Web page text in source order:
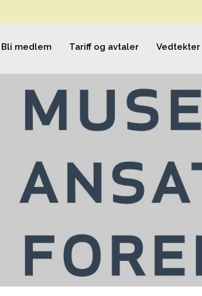
Bli medlem Tariff og avtaler Vedtekter